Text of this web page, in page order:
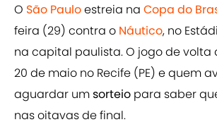
O São Pauloestreia na Copa do
feira (29) contra o Náutico, no
na capital paulista. O jogo de volta
20 de maio no Recife (PE) e quem
aguardar umsorteio para saber
nas oitavas de final.